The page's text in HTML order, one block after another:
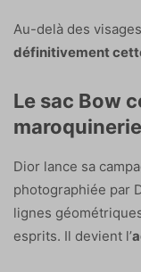
Au-delà des
définitivement
Le sac Bow
Dior lance sa
photographiée par
lignes
esprits. Il devient l’